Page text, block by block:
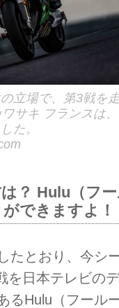
立場で、第3戦を
サキ フランスは
た。
？ Hulu（フ
できますよ！
たとおり、今シ
を日本テレビの
るHulu（フール